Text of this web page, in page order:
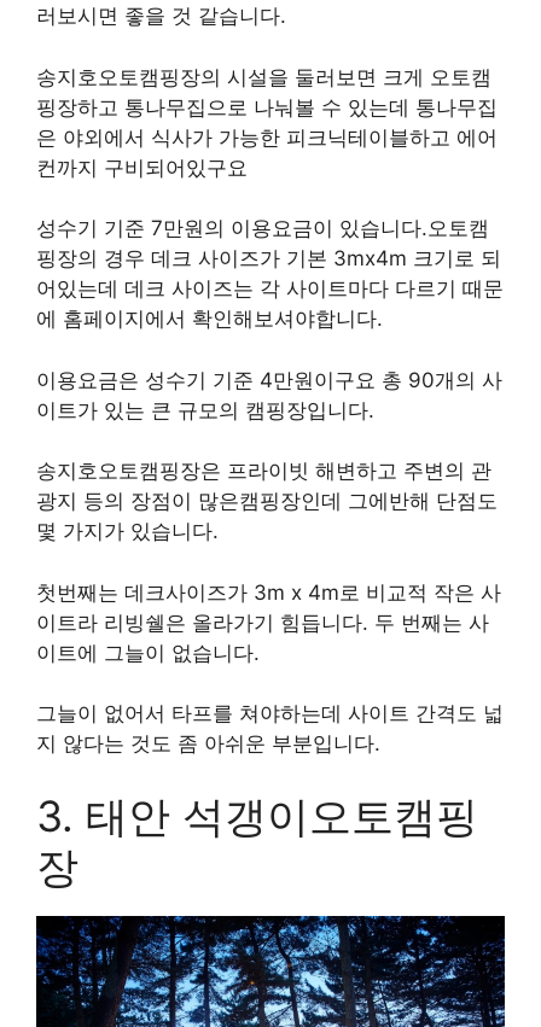
러보시면 좋을 것 같습니다.
송지호오토캠핑장의 시설을 둘러보면 크게 오토캠
핑장하고 통나무집으로 나눠볼 수 있는데 통나무집
은 야외에서 식사가 가능한 피크닉테이블하고 에어
컨까지 구비되어있구요
성수기 기준 7만원의 이용요금이 있습니다.오토캠
핑장의 경우 데크 사이즈가 기본 3mx4m 크기로 되
어있는데 데크 사이즈는 각 사이트마다 다르기 때문
에 홈페이지에서 확인해보셔야합니다.
이용요금은 성수기 기준 4만원이구요 총 90개의 사
이트가 있는 큰 규모의 캠핑장입니다.
송지호오토캠핑장은 프라이빗 해변하고 주변의 관
광지 등의 장점이 많은캠핑장인데 그에반해 단점도
몇 가지가 있습니다.
첫번째는 데크사이즈가 3m x 4m로 비교적 작은 사
이트라 리빙쉘은 올라가기 힘듭니다. 두 번째는 사
이트에 그늘이 없습니다.
그늘이 없어서 타프를 쳐야하는데 사이트 간격도 넓
지 않다는 것도 좀 아쉬운 부분입니다.
3. 태안 석갱이오토캠핑
장